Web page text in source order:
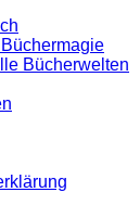
Bücherwelten